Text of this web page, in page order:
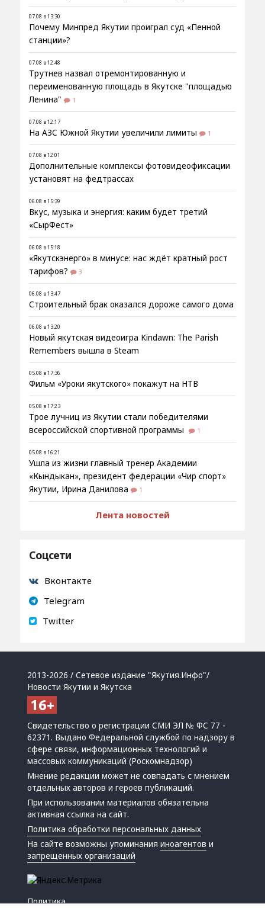
07.08 в 13:30
Почему Минпред Якутии проиграл суд «Пенной
станции»?
07.08 в 12:48
Трутнев назвал отремонтированную и
переименованную площадь в Якутске "площадью
Ленина"
1
07.08 в 12:17
На АЗС Южной Якутии увеличили лимиты 1
07.08 в 12:01
Дополнительные комплексы фотовидеофиксации
установят на федтрассах
06.08 в 15:39
Вкус, музыка и энергия: каким будет третий
«СырФест»
06.08 в 15:18
«Якутскэнерго» в минусе: нас ждёт кратный рост
тарифов?
3
06.08 в 13:47
Строительный брак оказался дороже самого дома
06.08 в 13:20
Новый якутская видеоигра Kindawn: The Parish
Remembers вышла в Steam
05.08 в 17:36
Фильм «Уроки якутского» покажут на НТВ
05.08 в 17:23
Трое лучниц из Якутии стали победителями
всероссийской спортивной программы
1
05.08 в 16:21
Ушла из жизни главный тренер Академии
«Кындыкан», президент федерации «Чир спорт»
Якутии, Ирина Данилова
1
Лента новостей
Соцсети
Вконтакте
Telegram
Twitter
2013-2026 / Сетевое издание "Якутия.Инфо"/
Новости Якутии и Якутска
Свидетельство о регистрации СМИ ЭЛ № ФС 77 -
62371. Выдано Федеральной службой по надзору в
сфере связи, информационных технологий и
массовых коммуникаций (Роскомнадзор)
Мнение редакции может не совпадать с мнением
отдельных авторов и героев публикаций.
При использовании материалов обязательна
активная ссылка на сайт.
Политика обработки персональных данных
На сайте возможны упоминанияиноагентов и
запрещенных организаций
Политика